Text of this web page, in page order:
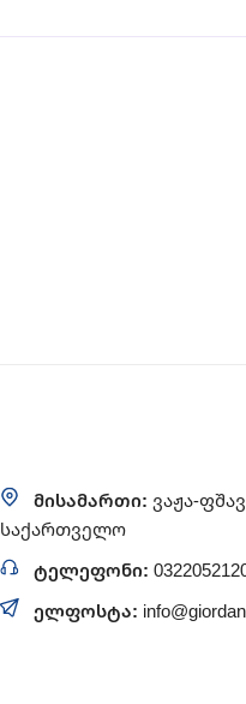
მისამართი: ვაჟა-
საქართველო
ტელეფონი:
ელფოსტა: